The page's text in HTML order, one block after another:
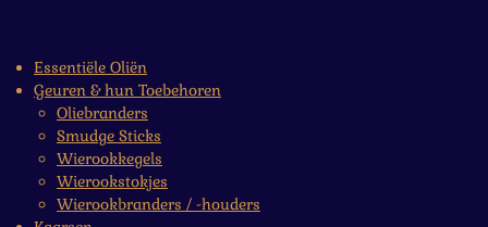
Essentiële Oliën
Geuren & hun Toebehoren
Oliebranders
Smudge Sticks
Wierookkegels
Wierookstokjes
Wierookbranders / -houders